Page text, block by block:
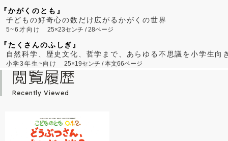
『かがくのとも』
子どもの好奇心の数だけ広がるかがくの世界
5~6才向け25×23センチ / 28ページ
『たくさんのふしぎ』
自然科学、歴史文化、哲学まで、あらゆる不思議を小学生向
小学3年生~向け 25×19センチ / 本文66ページ
閲覧履歴
Recently Viewed